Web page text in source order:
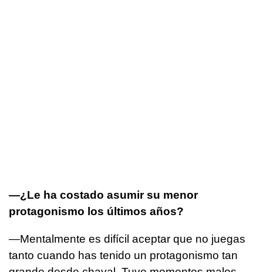
—¿Le ha costado asumir su menor
protagonismo los últimos años?
—Mentalmente es difícil aceptar que no juegas
tanto cuando has tenido un protagonismo tan